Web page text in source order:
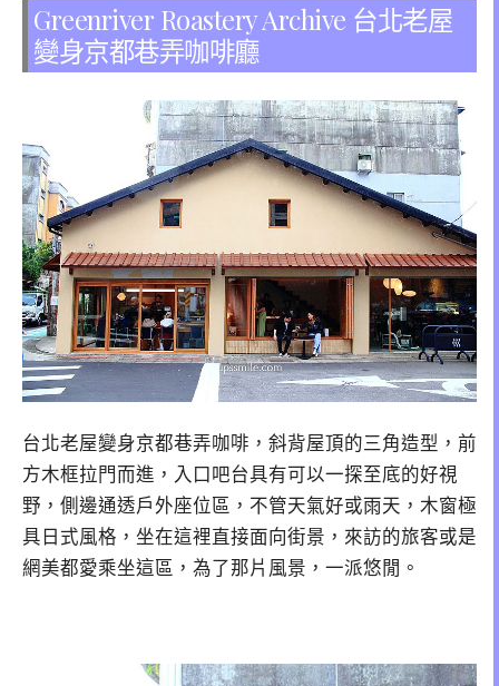
Greenriver Roastery Archive 台北老屋
變身京都巷弄咖啡廳
台北老屋變身京都巷弄咖啡，斜背屋頂的三角造型，前
方木框拉門而進，入口吧台具有可以一探至底的好視
野，側邊通透戶外座位區，不管天氣好或雨天，木窗極
具日式風格，坐在這裡直接面向街景，來訪的旅客或是
網美都愛乘坐這區，為了那片風景，一派悠閒。